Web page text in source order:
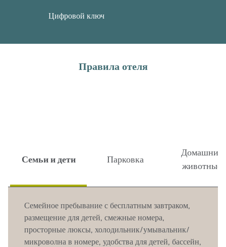
Цифровой ключ
Правила отеля
Семьи и дети Парковка
Домашние
животные
Семейное пребывание с бесплатным завтраком,
размещение для детей, смежные номера,
просторные люксы, холодильник/умывальник/
микроволна в номере, удобства для детей, бассейн,